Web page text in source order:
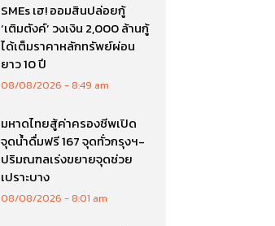
SMEs เฮ! ออมสินปล่อยกู้
‘เติมตังค์’ วงเงิน 2,000 ล้านกู้
ได้เต็มราคาหลักทรัพย์ผ่อน
ยาว 10 ปี
08/08/2026 8:49 am
มหาดไทยสู้ค่าครองชีพเปิด
จุดน้ำดื่มฟรี 167 จุดทั่วกรุงฯ-
ปริมณฑลเร่งขยายจุดช่วย
เปราะบาง
08/08/2026 8:01 am